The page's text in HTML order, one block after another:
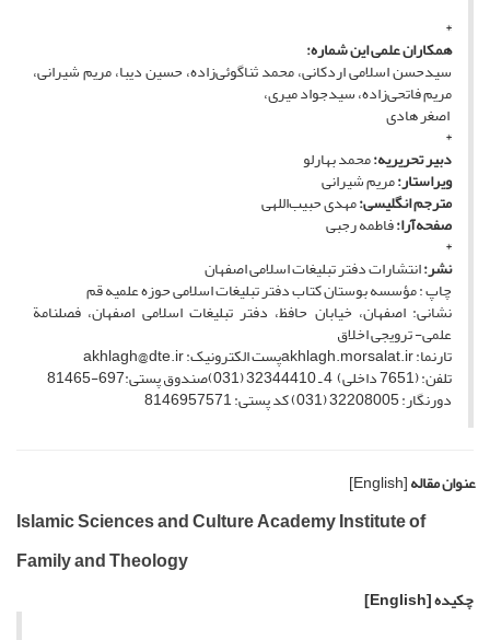
*
همکاران علمی این شماره:
سیدحسن اسلامی اردکانی، محمد ثناگوئی‌زاده، حسین دیبا، مریم شیرانی،
مریم فاتحی‌زاده، سیدجواد میری،
اصغر هادی
*
دبیر تحریریه:محمد بهارلو
ویراستار:مریم شیرانی
مترجم انگلیسی:مهدی حبیب‌اللهی
صفحه‌آرا:فاطمه رجبی
*
نشر:انتشارات دفتر تبلیغات اسلامی اصفهان
چاپ : مؤسسه بوستان کتاب دفتر تبلیغات اسلامی حوزه علمیه قم
نشانی: اصفهان، خیابان حافظ، دفتر تبلیغات اسلامی اصفهان، فصلنامة
علمی- ترویجی اخلاق
تارنما: akhlagh.morsalat.irپست الکترونیک: akhlagh@dte.ir
تلفن: (7651 داخلی) 4 ـ 32344410 (031)صندوق پستی:697-81465
دورنگار: 32208005 (031) کد پستی: 8146957571
عنوان مقاله[English]
Islamic Sciences and Culture Academy Institute of
Family and Theology
چکیده[English]